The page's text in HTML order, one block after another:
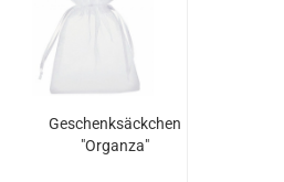
Geschenksäckchen
"Organza"